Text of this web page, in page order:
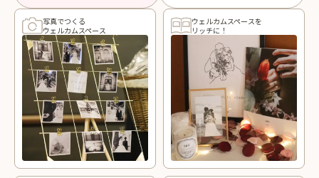
写真でつくる
ウェルカムスペース
ウェルカムスペースを
リッチに！